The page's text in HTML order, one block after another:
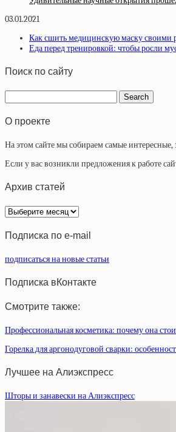
03.01.2021
Как сшить медицинскую маску своими
Еда перед тренировкой: чтобы росли
Поиск по сайту
О проекте
На этом сайте мы собираем самые
Если у вас возникли предложения к работе
Архив статей
Архив
статей
Подписка по e-mail
подписаться на новые статьи
Подписка вКонтакте
Смотрите также:
Профессиональная косметика: почему она
Горелка для аргонодуговой сварки:
Лучшее на Алиэкспресс
Шторы и занавески на Алиэкспресс